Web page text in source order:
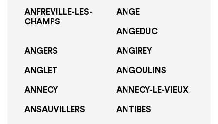
ANFREVILLE-LES-
CHAMPS
ANGE
ANGEDUC
ANGERS ANGIREY
ANGLET ANGOULINS
ANNECY ANNECY-LE-VIEUX
ANSAUVILLERS ANTIBES